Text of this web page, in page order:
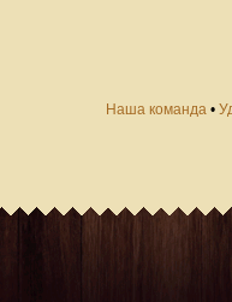
Наша команда •